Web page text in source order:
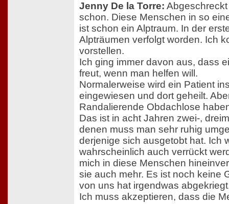
Jenny De la Torre:
schon. Diese Menschen in so
ist schon ein Alptraum. In der
Alpträumen verfolgt worden. Ich
vorstellen.
Ich ging immer davon aus, dass
freut, wenn man helfen will.
Normalerweise wird ein Patient
eingewiesen und dort geheilt.
Randalierende Obdachlose
Das ist in acht Jahren zwei-,
denen muss man sehr ruhig
derjenige sich ausgetobt hat. Ich
wahrscheinlich auch verrückt
mich in diese Menschen
sie auch mehr. Es ist noch keine
von uns hat irgendwas
Ich muss akzeptieren, dass die